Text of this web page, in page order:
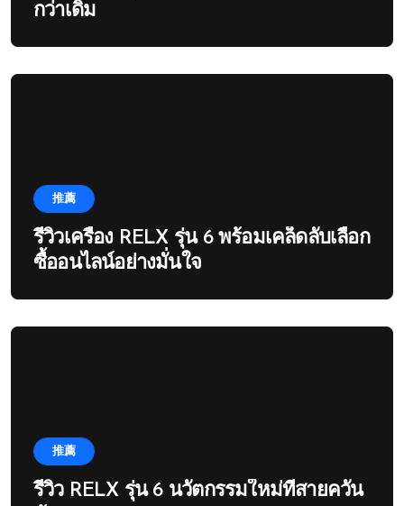
กว่าเดิม
推薦
รีวิวเครื่อง RELX รุ่น 6 พร้อมเคล็ดลับเลือก
ซื้ออนไลน์อย่างมั่นใจ
推薦
รีวิว RELX รุ่น 6 นวัตกรรมใหม่ที่สายควัน